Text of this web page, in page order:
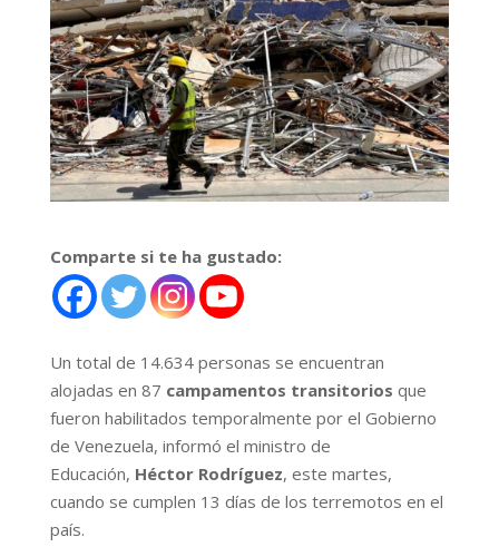
Comparte si te ha gustado:
Un total de 14.634 personas se encuentran
alojadas en 87 campamentos transitorios que
fueron habilitados temporalmente por el Gobierno
de Venezuela, informó el ministro de
Educación, Héctor Rodríguez, este martes,
cuando se cumplen 13 días de los terremotos en el
país.